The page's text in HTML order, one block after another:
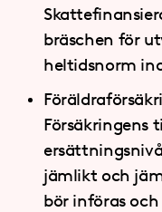
bräschen för
heltidsnorm
Försäkringens
jämlikt och
bör införas